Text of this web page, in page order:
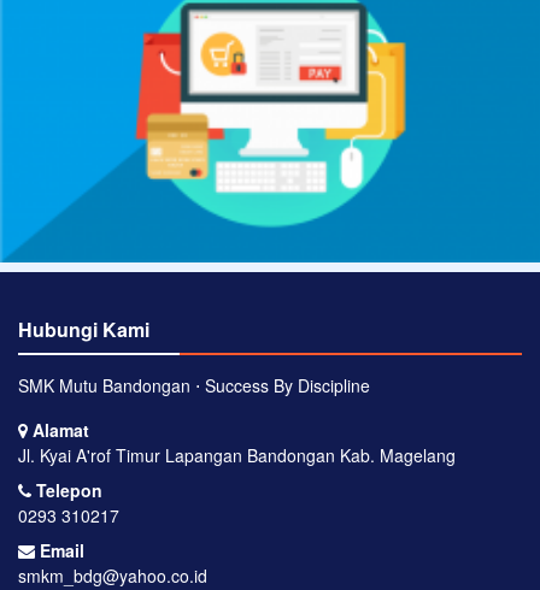
Hubungi Kami
SMK Mutu Bandongan ⋅ Success By Discipline
Alamat
Jl. Kyai A'rof Timur Lapangan Bandongan Kab. Magelang
Telepon
0293 310217
Email
smkm_bdg@yahoo.co.id